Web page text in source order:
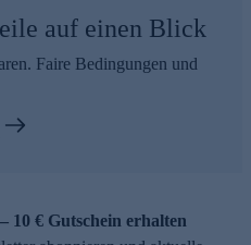
auf einen Blick
Faire Bedingungen und
10 € Gutschein erhalten